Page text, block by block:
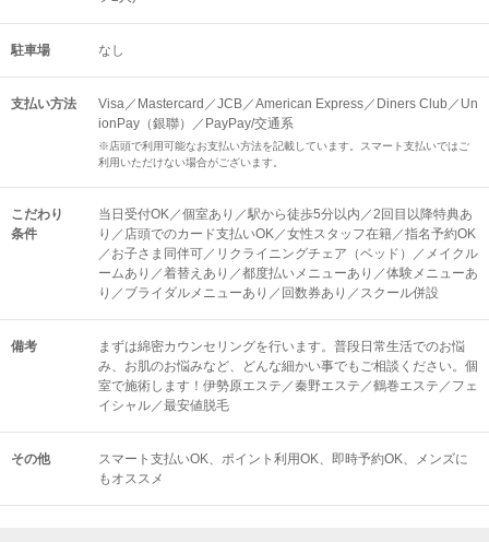
駐車場 なし
支払い方法
Visa／Mastercard／JCB／American Express／Diners Club／Un
ionPay（銀聯）／PayPay/交通系
※店頭で利用可能なお支払い方法を記載しています。スマート支払いではご
利用いただけない場合がございます。
こだわり
条件
当日受付OK／個室あり／駅から徒歩5分以内／2回目以降特典あ
り／店頭でのカード支払いOK／女性スタッフ在籍／指名予約OK
／お子さま同伴可／リクライニングチェア（ベッド）／メイクル
ームあり／着替えあり／都度払いメニューあり／体験メニューあ
り／ブライダルメニューあり／回数券あり／スクール併設
備考
まずは綿密カウンセリングを行います。普段日常生活でのお悩
み、お肌のお悩みなど、どんな細かい事でもご相談ください。個
室で施術します！伊勢原エステ／秦野エステ／鶴巻エステ／フェ
イシャル／最安値脱毛
その他 スマート支払いOK ポイント利用OK 即時予約OK
メンズに
もオススメ